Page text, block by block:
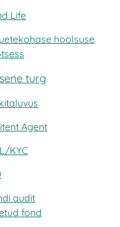
Life
hoolsuse
turg
Agent
KYC
audit
fond